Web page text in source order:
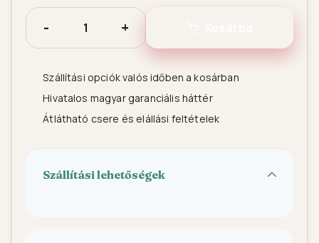
- +
Szállítási opciók valós időben a kosárban
Hivatalos magyar garanciális háttér
Átlátható csere és elállási feltételek
Szállítási lehetőségek